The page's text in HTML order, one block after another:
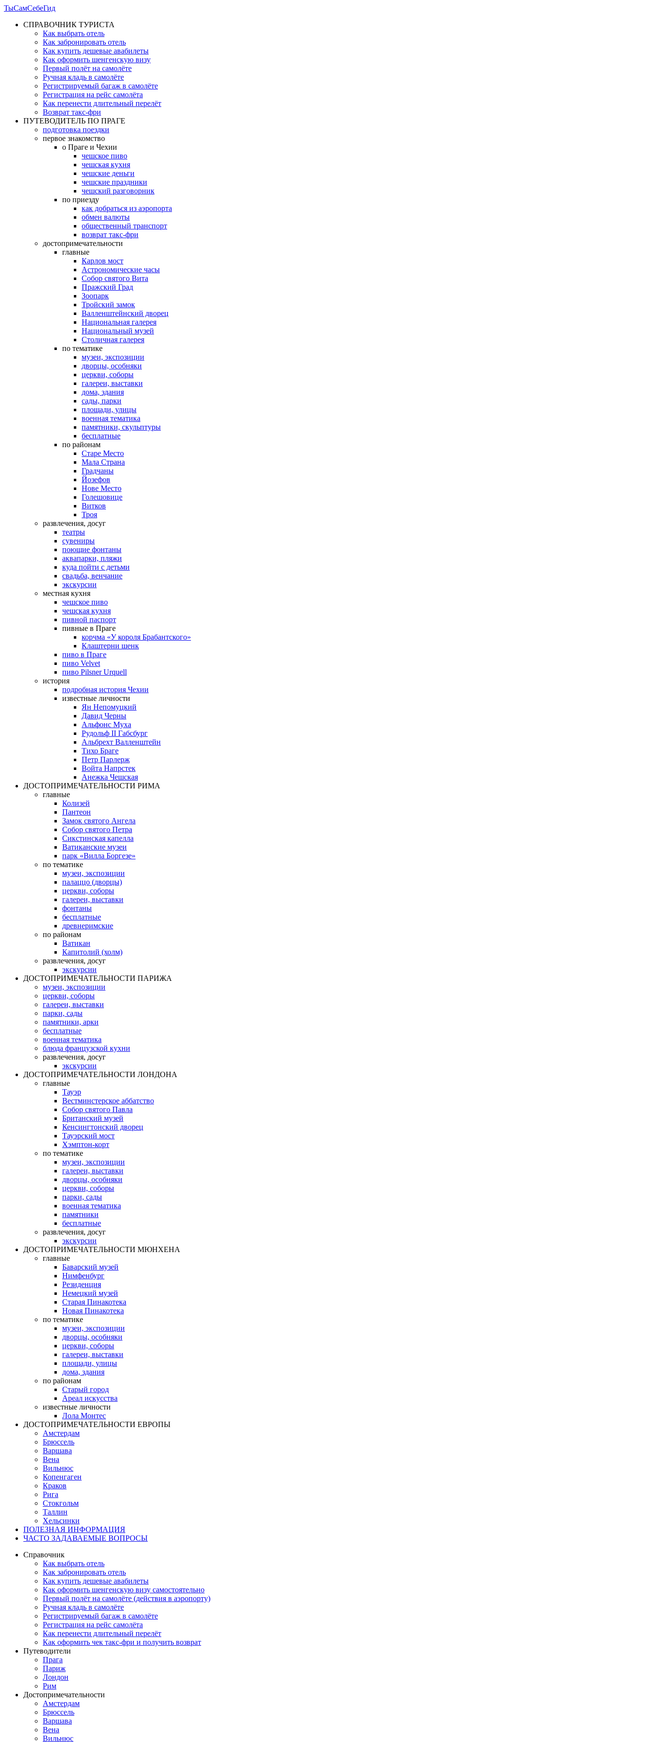
ТыСамСебеГид
СПРАВОЧНИК ТУРИСТА
Как выбрать отель
Как забронировать отель
Как купить дешевые авабилеты
Как оформить шенгенскую визу
Первый полёт на самолёте
Ручная кладь в самолёте
Регистрируемый багаж в самолёте
Регистрация на рейс самолёта
Как перенести длительный перелёт
Возврат такс-фри
ПУТЕВОДИТЕЛЬ ПО ПРАГЕ
подготовка поездки
первое знакомство
о Праге и Чехии
чешское пиво
чешская кухня
чешские деньги
чешские праздники
чешский разговорник
по приезду
как добраться из аэропорта
обмен валюты
общественный транспорт
возврат такс-фри
достопримечательности
главные
Карлов мост
Астрономические часы
Собор святого Вита
Пражский Град
Зоопарк
Тройский замок
Валленштейнский дворец
Национальная галерея
Национальный музей
Столичная галерея
по тематике
музеи, экспозиции
дворцы, особняки
церкви, соборы
галереи, выставки
дома, здания
сады, парки
площади, улицы
военная тематика
памятники, скульптуры
бесплатные
по районам
Старе Место
Мала Страна
Градчаны
Йозефов
Нове Место
Голешовице
Витков
Троя
развлечения, досуг
театры
сувениры
поющие фонтаны
аквапарки, пляжи
куда пойти с детьми
свадьба, венчание
экскурсии
местная кухня
чешское пиво
чешская кухня
пивной паспорт
пивные в Праге
корчма «У короля Брабантского»
Клаштерни шенк
пиво в Праге
пиво Velvet
пиво Pilsner Urquell
история
подробная история Чехии
известные личности
Ян Непомуцкий
Давид Черны
Альфонс Муха
Рудольф II Габсбург
Альбрехт Валленштейн
Тихо Браге
Петр Парлерж
Войта Напрстек
Анежка Чешская
ДОСТОПРИМЕЧАТЕЛЬНОСТИ РИМА
главные
Колизей
Пантеон
Замок святого Ангела
Собор святого Петра
Сикстинская капелла
Ватиканские музеи
парк «Вилла Боргезе»
по тематике
музеи, экспозиции
палаццо (дворцы)
церкви, соборы
галереи, выставки
фонтаны
бесплатные
древнеримские
по районам
Ватикан
Капитолий (холм)
развлечения, досуг
экскурсии
ДОСТОПРИМЕЧАТЕЛЬНОСТИ ПАРИЖА
музеи, экспозиции
церкви, соборы
галереи, выставки
парки, сады
памятники, арки
бесплатные
военная тематика
блюда французской кухни
развлечения, досуг
экскурсии
ДОСТОПРИМЕЧАТЕЛЬНОСТИ ЛОНДОНА
главные
Тауэр
Вестминстерское аббатство
Собор святого Павла
Британский музей
Кенсингтонский дворец
Тауэрский мост
Хэмптон-корт
по тематике
музеи, экспозиции
галереи, выставки
дворцы, особняки
церкви, соборы
парки, сады
военная тематика
памятники
бесплатные
развлечения, досуг
экскурсии
ДОСТОПРИМЕЧАТЕЛЬНОСТИ МЮНХЕНА
главные
Баварский музей
Нимфенбург
Резиденция
Немецкий музей
Старая Пинакотека
Новая Пинакотека
по тематике
музеи, экспозиции
дворцы, особняки
церкви, соборы
галереи, выставки
площади, улицы
дома, здания
по районам
Старый город
Ареал искусства
известные личности
Лола Монтес
ДОСТОПРИМЕЧАТЕЛЬНОСТИ ЕВРОПЫ
Амстердам
Брюссель
Варшава
Вена
Вильнюс
Копенгаген
Краков
Рига
Стокгольм
Таллин
Хельсинки
ПОЛЕЗНАЯ ИНФОРМАЦИЯ
ЧАСТО ЗАДАВАЕМЫЕ ВОПРОСЫ
Справочник
Как выбрать отель
Как забронировать отель
Как купить дешевые авабилеты
Как оформить шенгенскую визу самостоятельно
Первый полёт на самолёте (действия в аэропорту)
Ручная кладь в самолёте
Регистрируемый багаж в самолёте
Регистрация на рейс самолёта
Как перенести длительный перелёт
Как оформить чек такс-фри и получить возврат
Путеводители
Прага
Париж
Лондон
Рим
Достопримечательности
Амстердам
Брюссель
Варшава
Вена
Вильнюс